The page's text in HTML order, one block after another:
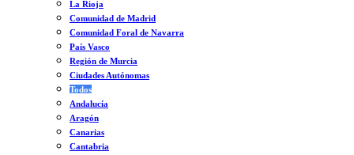
La Rioja
Comunidad de Madrid
Comunidad Foral de Navarra
País Vasco
Región de Murcia
Ciudades Autónomas
Todos
Andalucía
Aragón
Canarias
Cantabria